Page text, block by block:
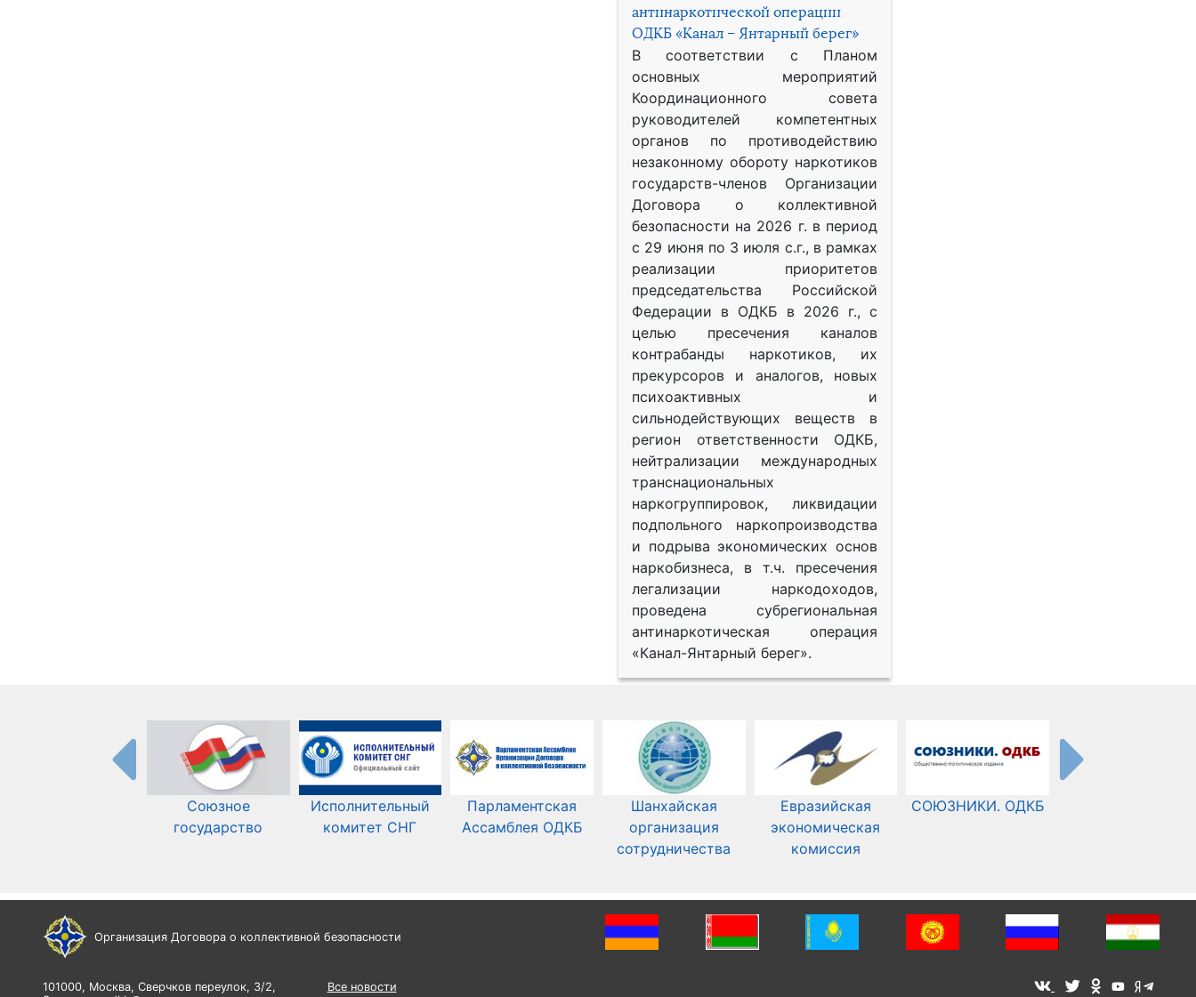
антинаркотической операции
ОДКБ «Канал – Янтарный берег»
В соответствии с Планом
основных мероприятий
Координационного совета
руководителей компетентных
органов по противодействию
незаконному обороту наркотиков
государств-членов Организации
Договора о коллективной
безопасности на 2026 г. в период
с 29 июня по 3 июля с.г., в рамках
реализации приоритетов
председательства Российской
Федерации в ОДКБ в 2026 г., с
целью пресечения каналов
контрабанды наркотиков, их
прекурсоров и аналогов, новых
психоактивных и
сильнодействующих веществ в
регион ответственности ОДКБ,
нейтрализации международных
транснациональных
наркогруппировок, ликвидации
подпольного наркопроизводства
и подрыва экономических основ
наркобизнеса, в т.ч. пресечения
легализации наркодоходов,
проведена субрегиональная
антинаркотическая операция
«Канал-Янтарный берег».
Союзное
государство
Исполнительный
комитет СНГ
Парламентская
Ассамблея ОДКБ
Шанхайская
организация
сотрудничества
Евразийская
экономическая
комиссия
СОЮЗНИКИ. ОДКБ
Организация Договора о коллективной безопасности
101000, Москва, Сверчков переулок, 3/2,
Все новости